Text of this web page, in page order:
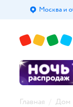
Москва и
Главная Дом